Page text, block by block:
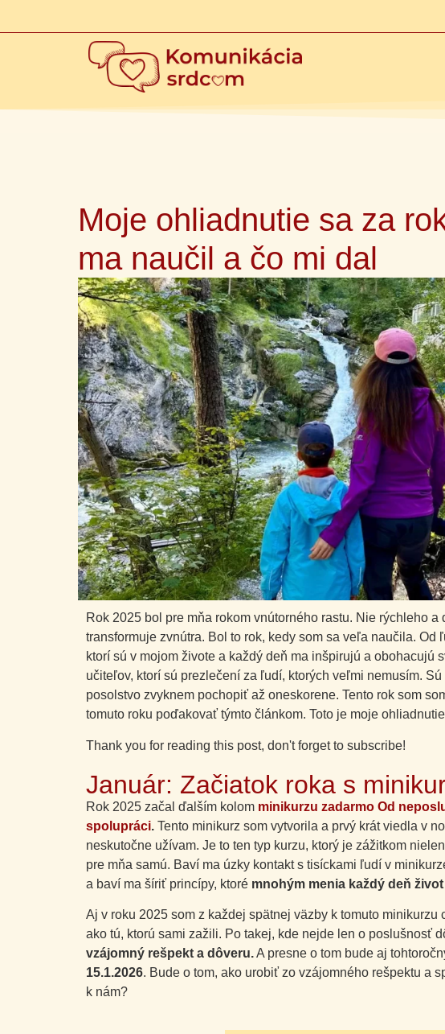
Moje ohliadnutie sa za
ma naučil a čo mi dal
Rok 2025 bol pre mňa rokom vnútorného rastu. Nie rýchleho a
transformuje zvnútra. Bol to rok, kedy som sa veľa naučila. Od
ktorí sú v mojom živote a každý deň ma inšpirujú a obohacujú
učiteľov, ktorí sú prezlečení za ľudí, ktorých veľmi nemusím.
posolstvo zvyknem pochopiť až oneskorene. Tento rok som
tomuto roku poďakovať týmto článkom. Toto je moje
Thank you for reading this post, don't forget to subscribe!
Január: Začiatok roka s
Rok 2025 začal ďalším kolom minikurzu zadarmo Od
spolupráci. Tento minikurz som vytvorila a prvý krát viedla v
neskutočne užívam. Je to ten typ kurzu, ktorý je zážitkom
pre mňa samú. Baví ma úzky kontakt s tisíckami ľudí v
a baví ma šíriť princípy, ktoré mnohým menia každý deň
Aj v roku 2025 som z každej spätnej väzby k tomuto
ako tú, ktorú sami zažili. Po takej, kde nejde len o poslušnosť
vzájomný rešpekt a dôveru.A presne o tom bude aj
15.1.2026. Bude o tom, ako urobiť zo vzájomného rešpektu a
k nám?